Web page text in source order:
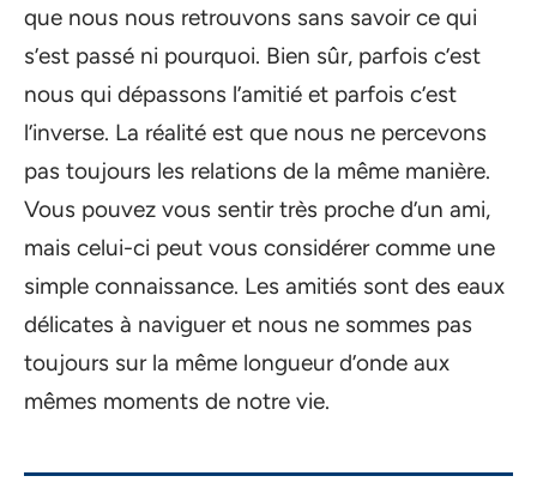
que nous nous retrouvons sans savoir ce qui
s’est passé ni pourquoi. Bien sûr, parfois c’est
nous qui dépassons l’amitié et parfois c’est
l’inverse. La réalité est que nous ne percevons
pas toujours les relations de la même manière.
Vous pouvez vous sentir très proche d’un ami,
mais celui-ci peut vous considérer comme une
simple connaissance. Les amitiés sont des eaux
délicates à naviguer et nous ne sommes pas
toujours sur la même longueur d’onde aux
mêmes moments de notre vie.